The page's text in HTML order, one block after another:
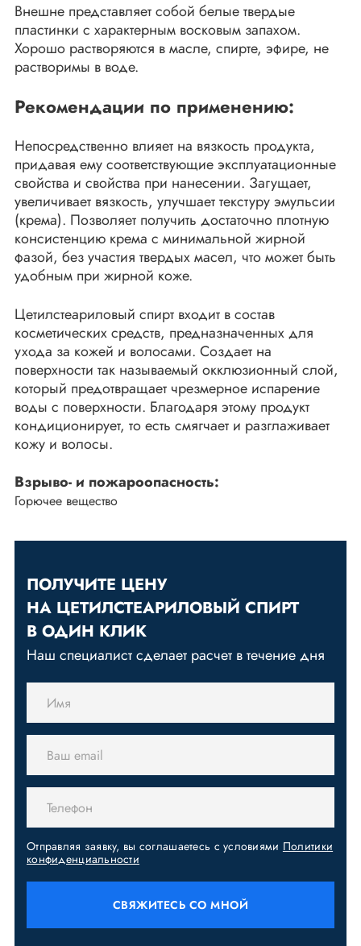
Внешне представляет собой белые твердые
пластинки с характерным восковым запахом.
Хорошо растворяются в масле, спирте, эфире, не
растворимы в воде.
Рекомендации по применению:
Непосредственно влияет на вязкость продукта,
придавая ему соответствующие эксплуатационные
свойства и свойства при нанесении. Загущает,
увеличивает вязкость, улучшает текстуру эмульсии
(крема). Позволяет получить достаточно плотную
консистенцию крема с минимальной жирной
фазой, без участия твердых масел, что может быть
удобным при жирной коже.
Цетилстеариловый спирт входит в состав
косметических средств, предназначенных для
ухода за кожей и волосами. Создает на
поверхности так называемый окклюзионный слой,
который предотвращает чрезмерное испарение
воды с поверхности. Благодаря этому продукт
кондиционирует, то есть смягчает и разглаживает
кожу и волосы.
Взрыво- и пожароопасность:
Горючее вещество
ПОЛУЧИТЕ ЦЕНУ
НА ЦЕТИЛСТЕАРИЛОВЫЙ СПИРТ
В ОДИН КЛИК
Наш специалист сделает расчет в течение дня
Отправляя заявку, вы соглашаетесь с условиями Политики
конфиденциальности
СВЯЖИТЕСЬ СО МНОЙ